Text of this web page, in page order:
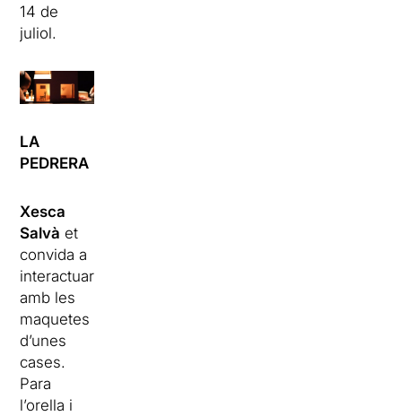
14 de
juliol.
LA
PEDRERA
Xesca
Salvà et
convida a
interactuar
amb les
maquetes
d’unes
cases.
Para
l’orella i